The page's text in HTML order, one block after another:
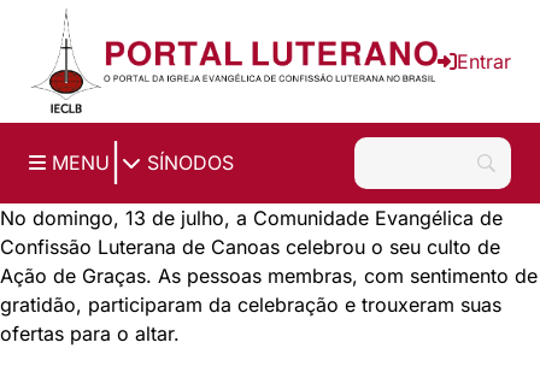
Ir para o conteúdo principal
Entrar
MENU SÍNODOS
No domingo, 13 de julho, a Comunidade Evangélica de
Confissão Luterana de Canoas celebrou o seu culto de
Ação de Graças. As pessoas membras, com sentimento de
gratidão, participaram da celebração e trouxeram suas
ofertas para o altar.